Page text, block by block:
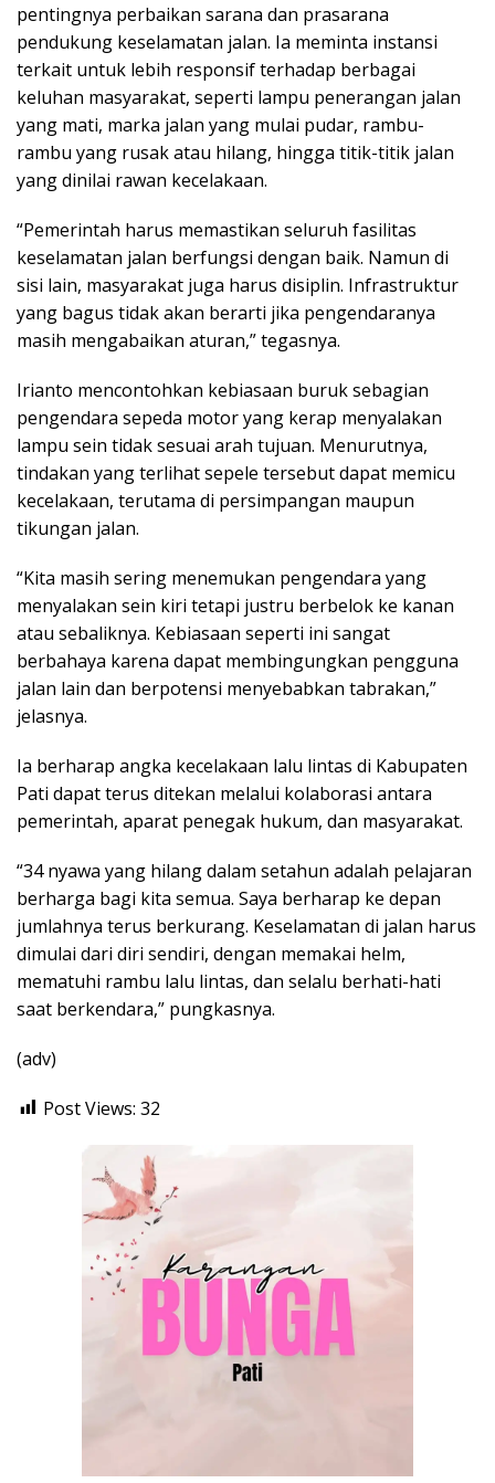
pentingnya perbaikan sarana dan prasarana
pendukung keselamatan jalan. Ia meminta instansi
terkait untuk lebih responsif terhadap berbagai
keluhan masyarakat, seperti lampu penerangan jalan
yang mati, marka jalan yang mulai pudar, rambu-
rambu yang rusak atau hilang, hingga titik-titik jalan
yang dinilai rawan kecelakaan.
“Pemerintah harus memastikan seluruh fasilitas
keselamatan jalan berfungsi dengan baik. Namun di
sisi lain, masyarakat juga harus disiplin. Infrastruktur
yang bagus tidak akan berarti jika pengendaranya
masih mengabaikan aturan,” tegasnya.
Irianto mencontohkan kebiasaan buruk sebagian
pengendara sepeda motor yang kerap menyalakan
lampu sein tidak sesuai arah tujuan. Menurutnya,
tindakan yang terlihat sepele tersebut dapat memicu
kecelakaan, terutama di persimpangan maupun
tikungan jalan.
“Kita masih sering menemukan pengendara yang
menyalakan sein kiri tetapi justru berbelok ke kanan
atau sebaliknya. Kebiasaan seperti ini sangat
berbahaya karena dapat membingungkan pengguna
jalan lain dan berpotensi menyebabkan tabrakan,”
jelasnya.
Ia berharap angka kecelakaan lalu lintas di Kabupaten
Pati dapat terus ditekan melalui kolaborasi antara
pemerintah, aparat penegak hukum, dan masyarakat.
“34 nyawa yang hilang dalam setahun adalah pelajaran
berharga bagi kita semua. Saya berharap ke depan
jumlahnya terus berkurang. Keselamatan di jalan harus
dimulai dari diri sendiri, dengan memakai helm,
mematuhi rambu lalu lintas, dan selalu berhati-hati
saat berkendara,” pungkasnya.
(adv)
Post Views: 32